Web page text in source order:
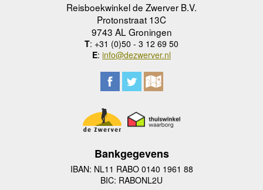
Reisboekwinkel de Zwerver B.V.
Protonstraat 13C
9743 AL Groningen
T: +31 (0)50 - 3 12 69 50
E: info@dezwerver.nl
Bankgegevens
IBAN: NL11 RABO 0140 1961 88
BIC: RABONL2U